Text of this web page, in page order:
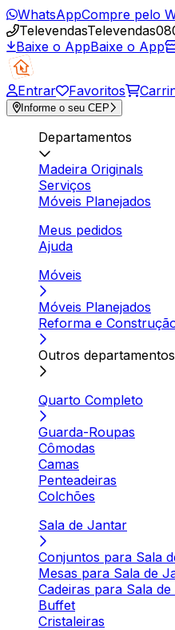
WhatsAppCompre pelo
TelevendasTelevendas
Baixe o AppBaixe o App
Entrar Favoritos
Informe o seu CEP
Departamentos
Madeira Originals
Serviços
Móveis Planejados
Meus pedidos
Ajuda
Móveis
Móveis Planejados
Reforma e
Outros departamentos
Quarto Completo
Guarda-Roupas
Cômodas
Camas
Penteadeiras
Colchões
Sala de Jantar
Conjuntos para Sala
Mesas para Sala de
Cadeiras para Sala
Buffet
Cristaleiras